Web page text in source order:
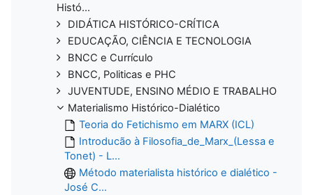
Histó...
DIDÁTICA HISTÓRICO-CRÍTICA
EDUCAÇÃO, CIÊNCIA E TECNOLOGIA
BNCC e Currículo
BNCC, Politicas e PHC
JUVENTUDE, ENSINO MÉDIO E TRABALHO
Materialismo Histórico-Dialético
Teoria do Fetichismo em MARX (ICL)
Introducão à Filosofia_de_Marx_(Lessa e
Tonet) - L...
Método materialista histórico e dialético -
José C...